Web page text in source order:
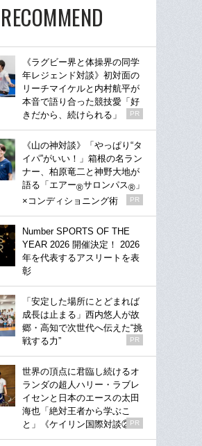
RECOMMEND
《ラグビー界と体操界の同学
年レジェンド対談》初対面の
リーチマイケルと内村航平が
本音で語り合った競技愛「好
きだから、続けられる」
PR
《山の神対談》「やっぱり“タ
イパ”がいい！」箱根の名ラン
ナー、柏原竜二と神野大地が
語る「エアー®サロンパス® 」
×コンディショニング術
PR
Number SPORTS OF THE
YEAR 2026 開催決定！ 2026
年を代表するアスリートを表
彰
「安定した場所にとどまれば
成長は止まる」西内悠人が故
郷・高知で次世代へ伝えた“挑
戦する力”
PR
世界の頂点に君臨し続けるオ
ランダの超人ハリー・ラブレ
イセンと日本のエースの太田
海也「絶対王者から学ぶこ
と」《ケイリン国際対談②》
PR